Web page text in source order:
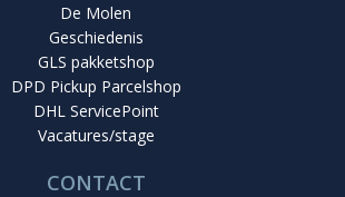
De Molen
Geschiedenis
GLS pakketshop
DPD Pickup Parcelshop
DHL ServicePoint
Vacatures/stage
CONTACT